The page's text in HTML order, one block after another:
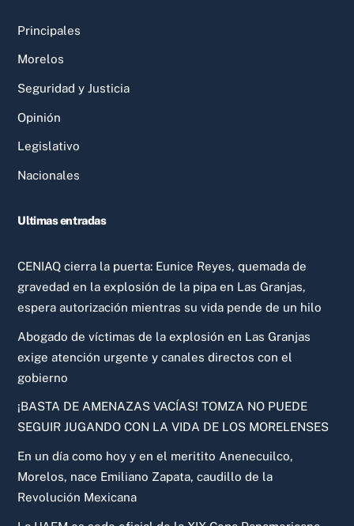
Principales
Morelos
Seguridad y Justicia
Opinión
Legislativo
Nacionales
Ultimas entradas
CENIAQ cierra la puerta: Eunice Reyes, quemada de
gravedad en la explosión de la pipa en Las Granjas,
espera autorización mientras su vida pende de un hilo
Abogado de víctimas de la explosión en Las Granjas
exige atención urgente y canales directos con el
gobierno
¡BASTA DE AMENAZAS VACÍAS! TOMZA NO PUEDE
SEGUIR JUGANDO CON LA VIDA DE LOS MORELENSES
En un día como hoy y en el meritito Anenecuilco,
Morelos, nace Emiliano Zapata, caudillo de la
Revolución Mexicana